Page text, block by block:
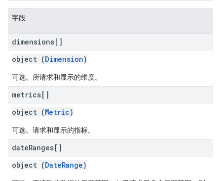
字段
dimensions[]
object (Dimension)
可选。所请求和显示的维度。
metrics[]
object (Metric)
可选。请求和显示的指标。
dateRanges[]
object (DateRange)